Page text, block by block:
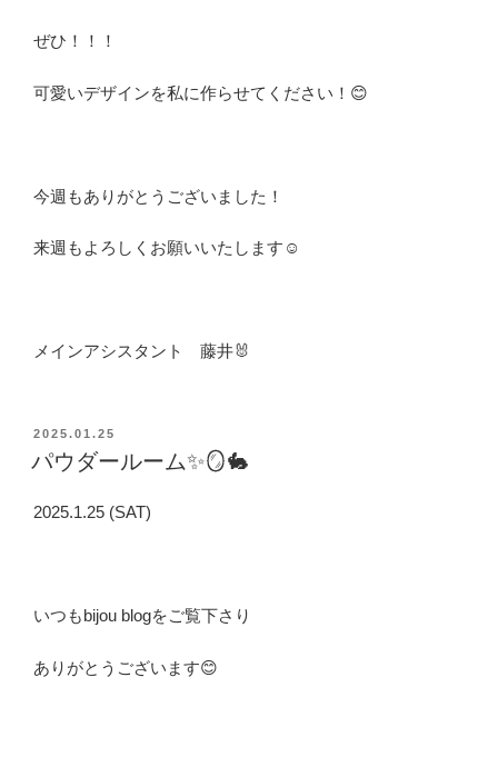
ぜひ！！！
可愛いデザインを私に作らせてください！😊
今週もありがとうございました！
来週もよろしくお願いいたします☺️
メインアシスタント 藤井🐰
投
稿
日:
2025.01.25
パウダールーム✨🪞🐇
2025.1.25 (SAT)
いつもbijou blogをご覧下さり
ありがとうございます😊